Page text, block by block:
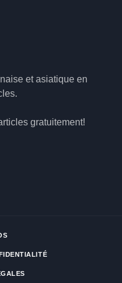
et asiatique en
gratuitement!